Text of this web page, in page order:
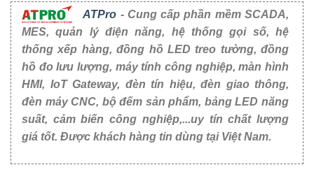
ATPro - Cung cấp phần mềm SCADA,
MES, quản lý điện năng, hệ thống gọi số, hệ
thống xếp hàng, đồng hồ LED treo tường, đồng
hồ đo lưu lượng, máy tính công nghiệp, màn hình
HMI, IoT Gateway, đèn tín hiệu, đèn giao thông,
đèn máy CNC, bộ đếm sản phẩm, bảng LED năng
suất, cảm biến công nghiệp,...uy tín chất lượng
giá tốt. Được khách hàng tin dùng tại Việt Nam.